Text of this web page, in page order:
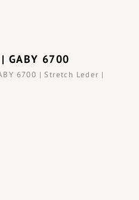
| GABY 6700
6700 | Stretch Leder |